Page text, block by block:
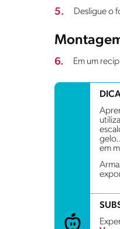
5. Desligue o
6. Em um
gelo.
em